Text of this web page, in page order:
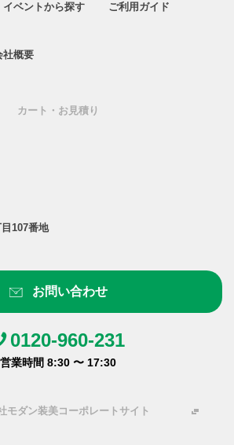
イベントから探す ご利用ガイド
社概要
カート・お見積り
107番地
お問い合わせ
0120-960-231
営業時間 8:30 〜 17:30
モダン装美コーポレートサイト